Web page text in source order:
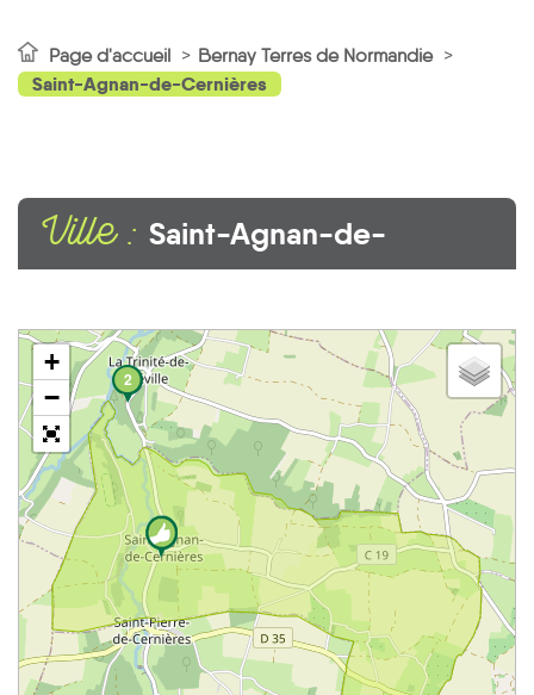
Page d'accueil Bernay Terres de Normandie
Saint-Agnan-de-Cernières
Ville : Saint-Agnan-de-
2
+
−